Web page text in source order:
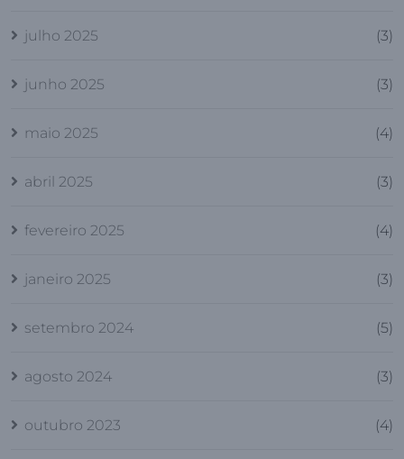
julho 2025 (3)
junho 2025 (3)
maio 2025 (4)
abril 2025 (3)
fevereiro 2025 (4)
janeiro 2025 (3)
setembro 2024 (5)
agosto 2024 (3)
outubro 2023 (4)